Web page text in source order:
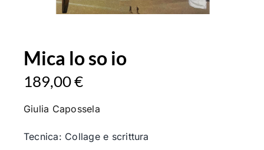
Mica lo so io
189,00€
Giulia Capossela
Tecnica: Collage e scrittura